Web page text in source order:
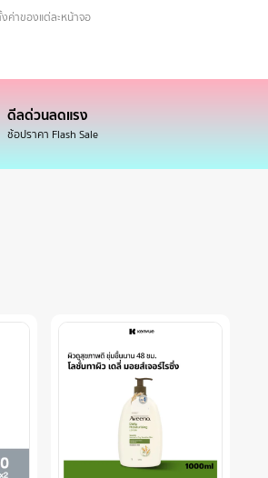
ค่าของแต่ละหน้าจอ
ดีลด่วนลดแรง
ช้อปราคา Flash Sale